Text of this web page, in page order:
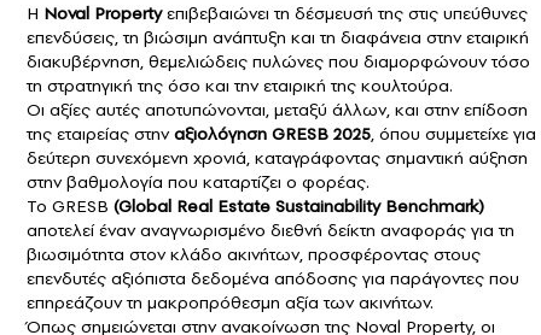
Η Noval Propertyεπιβεβαιώνει τη δέσμευσή της στις υπεύθυνες
επενδύσεις, τη βιώσιμη ανάπτυξη και τη διαφάνεια στην εταιρική
διακυβέρνηση, θεμελιώδεις πυλώνες που διαμορφώνουν τόσο
τη στρατηγική της όσο και την εταιρική της κουλτούρα.
Οι αξίες αυτές αποτυπώνονται, μεταξύ άλλων, και στην επίδοση
της εταιρείας στηναξιολόγηση GRESB 2025, όπου συμμετείχε για
δεύτερη συνεχόμενη χρονιά, καταγράφοντας σημαντική αύξηση
στην βαθμολογία που καταρτίζει ο φορέας.
To GRESB (Global Real Estate Sustainability Benchmark)
αποτελεί έναν αναγνωρισμένο διεθνή δείκτη αναφοράς για τη
βιωσιμότητα στον κλάδο ακινήτων, προσφέροντας στους
επενδυτές αξιόπιστα δεδομένα απόδοσης για παράγοντες που
επηρεάζουν τη μακροπρόθεσμη αξία των ακινήτων.
Όπως σημειώνεται στην ανακοίνωση της Noval Property, οι